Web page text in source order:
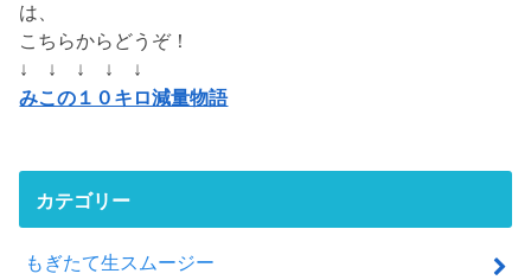
は、
こちらからどうぞ！
↓ ↓ ↓ ↓ ↓
みこの１０キロ減量物語
カテゴリー
もぎたて生スムージー